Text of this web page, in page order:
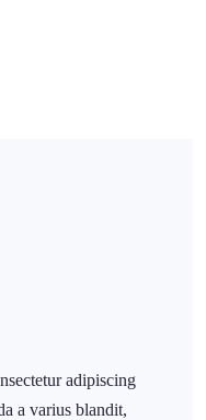
adipiscing
a varius blandit,